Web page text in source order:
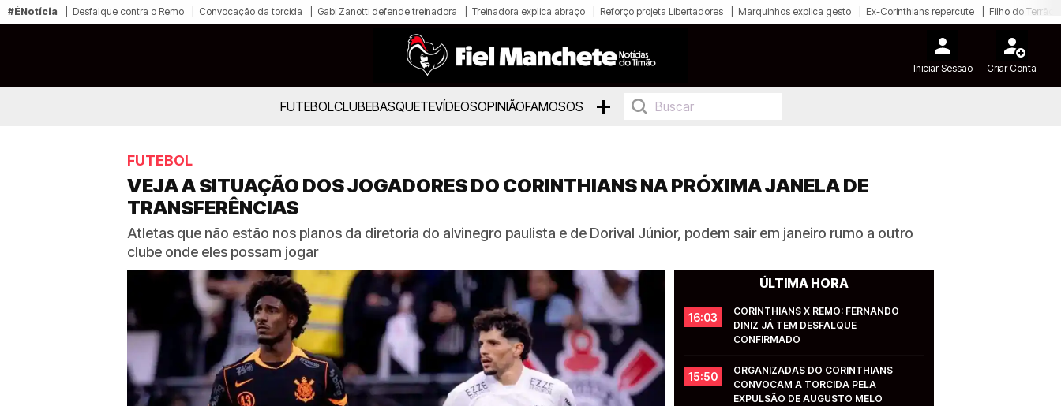
#ÉNotícia Desfalque contra o Remo Convocação da torcida Gabi Zanotti defende treinadora Treinadora explica abraço Reforço projeta Libertadores Marquinhos explica gesto Ex-Corinthians repercute Filho do Terrão
Iniciar Sessão Criar Conta
FUTEBOLCLUBEBASQUETEVÍDEOSOPINIÃOFAMOSOS +
FUTEBOL
VEJA A SITUAÇÃO DOS JOGADORES DO CORINTHIANS NA PRÓXIMA JANELA DE
TRANSFERÊNCIAS
Atletas que não estão nos planos da diretoria do alvinegro paulista e de Dorival Júnior, podem sair em janeiro rumo a outro
clube onde eles possam jogar
ÚLTIMA HORA
16:03
CORINTHIANS X REMO: FERNANDO
DINIZ JÁ TEM DESFALQUE
CONFIRMADO
15:50
ORGANIZADAS DO CORINTHIANS
CONVOCAM A TORCIDA PELA
EXPULSÃO DE AUGUSTO MELO